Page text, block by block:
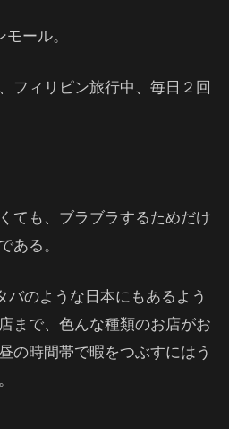
ール。
フィリピン旅行中、毎日２回
ても、ブラブラするためだけ
ある。
のような日本にもあるよう
まで、色んな種類のお店がお
の時間帯で暇をつぶすにはう